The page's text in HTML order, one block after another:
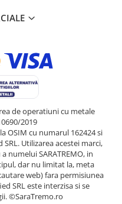
de operatiuni cu metale
2019
OSIM cu numarul 162424 si
Utilizarea acestei marci,
numelui SARATREMO, in
dar nu limitat la, meta
web) fara permisiunea
SRL este interzisa si se
©SaraTremo.ro